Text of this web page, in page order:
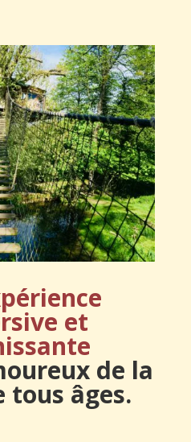
et
de la
tous âges.